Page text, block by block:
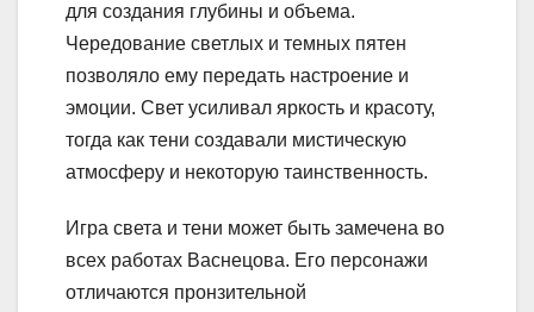
для создания глубины и объема.
Чередование светлых и темных пятен
позволяло ему передать настроение и
эмоции. Свет усиливал яркость и красоту,
тогда как тени создавали мистическую
атмосферу и некоторую таинственность.
Игра света и тени может быть замечена во
всех работах Васнецова. Его персонажи
отличаются пронзительной